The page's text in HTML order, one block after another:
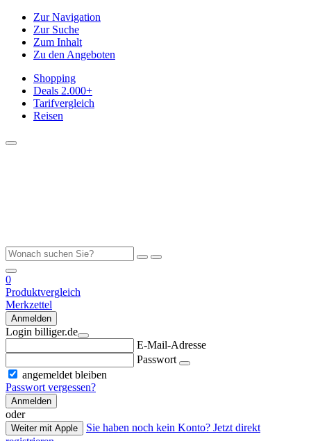
Zur Navigation
Zur Suche
Zum Inhalt
Zu den Angeboten
Shopping
Deals 2.000+
Tarifvergleich
Reisen
0
Produktvergleich
Merkzettel
Anmelden
Login billiger.de
E-Mail-Adresse
Passwort
angemeldet bleiben
Passwort vergessen?
Anmelden
oder
Weiter mit Apple
Sie haben noch kein Konto? Jetzt direkt